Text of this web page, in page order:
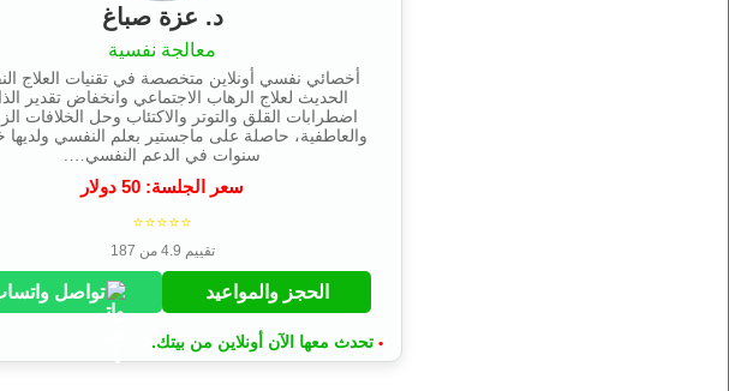
د. عزة صباغ
معالجة نفسية
أخصائي نفسي أونلاين متخصصة في تقنيات العلاج
الحديث لعلاج الرهاب الاجتماعي وانخفاض تقدير
اضطرابات القلق والتوتر والاكتئاب وحل الخلافات
سنوات في الدعم النفسي….
سعر الجلسة: 50 دولار
⭐⭐⭐⭐⭐
تقييم 4.9 من 187
الحجز والمواعيد تواصل
• تحدث معها الآن أونلاين من بيتك.